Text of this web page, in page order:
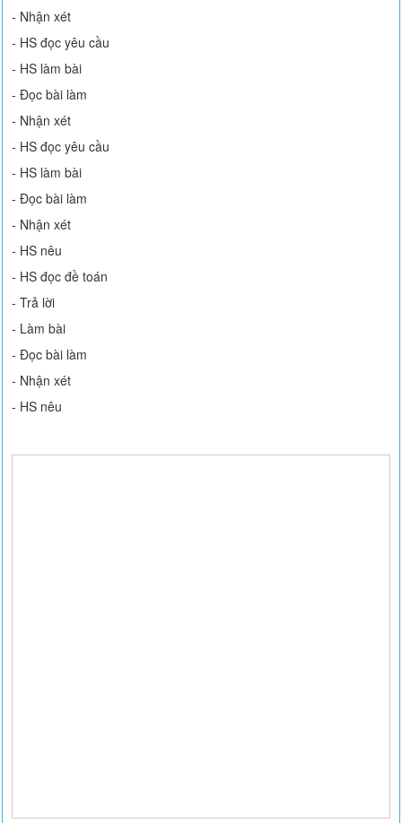
- Nhận xét
- HS đọc yêu cầu
- HS làm bài
- Đọc bài làm
- Nhận xét
- HS đọc yêu cầu
- HS làm bài
- Đọc bài làm
- Nhận xét
- HS nêu
- HS đọc đề toán
- Trả lời
- Làm bài
- Đọc bài làm
- Nhận xét
- HS nêu